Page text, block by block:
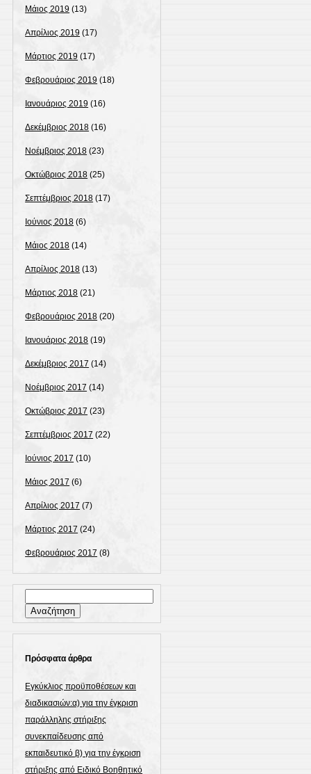
Μάιος 2019 (13)
Απρίλιος 2019 (17)
Μάρτιος 2019 (17)
Φεβρουάριος 2019 (18)
Ιανουάριος 2019 (16)
Δεκέμβριος 2018 (16)
Νοέμβριος 2018 (23)
Οκτώβριος 2018 (25)
Σεπτέμβριος 2018 (17)
Ιούνιος 2018 (6)
Μάιος 2018 (14)
Απρίλιος 2018 (13)
Μάρτιος 2018 (21)
Φεβρουάριος 2018 (20)
Ιανουάριος 2018 (19)
Δεκέμβριος 2017 (14)
Νοέμβριος 2017 (14)
Οκτώβριος 2017 (23)
Σεπτέμβριος 2017 (22)
Ιούνιος 2017 (10)
Μάιος 2017 (6)
Απρίλιος 2017 (7)
Μάρτιος 2017 (24)
Φεβρουάριος 2017 (8)
για:
Πρόσφατα άρθρα
Εγκύκλιος προϋποθέσεων και
διαδικασιών:α) για την έγκριση
παράλληλης στήριξης
συνεκπαίδευσης από
εκπαιδευτικό β) για την έγκριση
στήριξης από Ειδικό Βοηθητικό